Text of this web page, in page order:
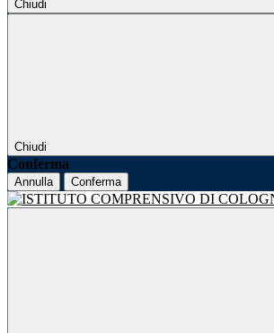
Chiudi
Chiudi
Conferma
Annulla Conferma